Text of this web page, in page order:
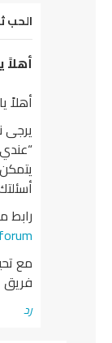
الحب ثقافة:
أهلاً يا
أهلاً يا أحمد،
يرجى نسخ
“عندي
يتمكن
أسئلتك.
رابط
forum
مع تحيات
فريق التحرير